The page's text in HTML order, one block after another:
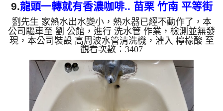
9.龍頭一轉就有香濃咖啡.. 苗栗 竹南 平等街
洗水管
劉先生 家熱水出水變小，熱水器已經不動作了，本
公司驅車至 劉 公館，進行 洗水管 作業，檢測並無發
現，本公司裝設 高周波水管清洗機，灌入 檸檬酸 至
水管，等了約15分，開啟 水管清洗機 ，啟動 螺旋
波 模式，一洗水管就流出髒水，突然出現咖啡，二
個多小時後，熱水出水量恢復熱水器也正常了。 如
是自來水，如水管老化，會產生鐵鏽跟泥沙堆積，洗
出來的水就會是咖啡色，地下水含有氧化錳，管壁上
會結成黑色管垢，洗出來的水會跟石油一樣黑，有些
洗出綠色的水，是因為裡面有銅的物質，生鏽產生銅
觀看次數：3407